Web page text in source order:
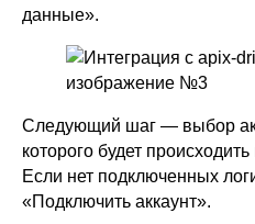
данные».
Следующий шаг — выбор
которого будет
Если нет подключенных
«Подключить аккаунт».